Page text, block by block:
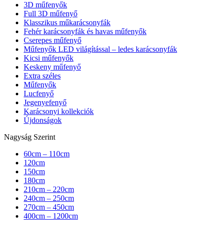
3D műfenyők
Full 3D műfenyő
Klasszikus műkarácsonyfák
Fehér karácsonyfák és havas műfenyők
Cserepes műfenyő
Műfenyők LED világítással – ledes karácsonyfák
Kicsi műfenyők
Keskeny műfenyő
Extra széles
Műfenyők
Lucfenyő
Jegenyefenyő
Karácsonyi kollekciók
Újdonságok
Nagyság Szerint
60cm – 110cm
120cm
150cm
180cm
210cm – 220cm
240cm – 250cm
270cm – 450cm
400cm – 1200cm